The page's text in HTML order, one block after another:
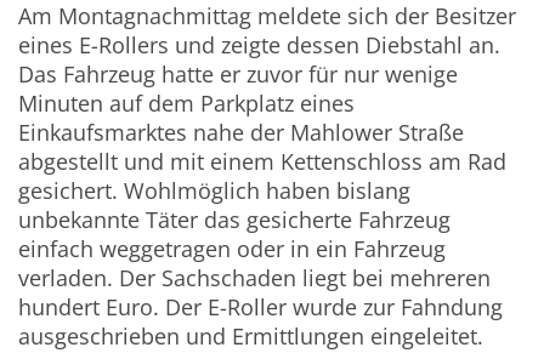
Am Montagnachmittag meldete sich der Besitzer
eines E-Rollers und zeigte dessen Diebstahl an.
Das Fahrzeug hatte er zuvor für nur wenige
Minuten auf dem Parkplatz eines
Einkaufsmarktes nahe der Mahlower Straße
abgestellt und mit einem Kettenschloss am Rad
gesichert. Wohlmöglich haben bislang
unbekannte Täter das gesicherte Fahrzeug
einfach weggetragen oder in ein Fahrzeug
verladen. Der Sachschaden liegt bei mehreren
hundert Euro. Der E-Roller wurde zur Fahndung
ausgeschrieben und Ermittlungen eingeleitet.